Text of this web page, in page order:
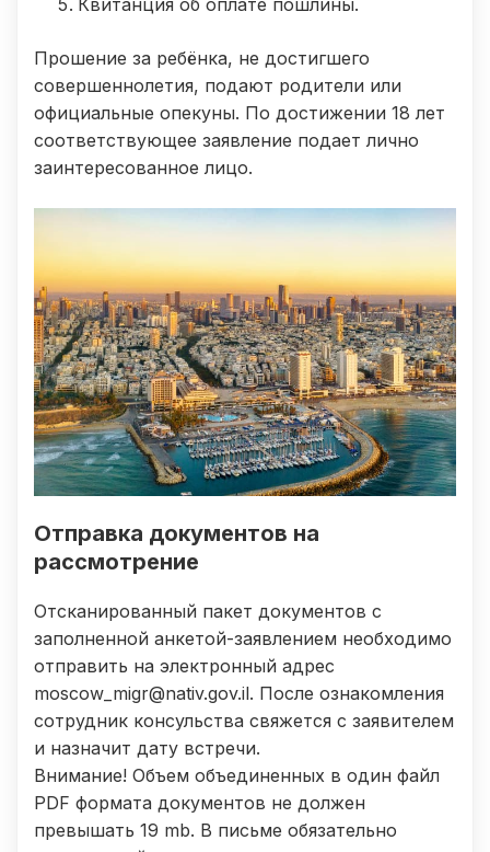
Прошение за ребёнка, не достигшего
совершеннолетия, подают родители или
официальные опекуны. По достижении 18 лет
соответствующее заявление подает лично
заинтересованное лицо.
Отправка документов на
рассмотрение
Отсканированный пакет документов с
заполненной анкетой-заявлением необходимо
отправить на электронный адрес
moscow_migr@nativ.gov.il. После ознакомления
сотрудник консульства свяжется с заявителем
и назначит дату встречи.
Внимание! Объем объединенных в один файл
PDF формата документов не должен
превышать 19 mb. В письме обязательно